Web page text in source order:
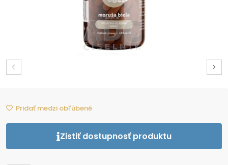
Pridať medzi obľúbené
Zistiť dostupnosť produktu